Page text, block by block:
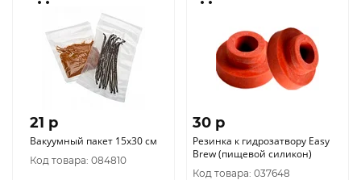
21 p
Вакуумный пакет 15х30 см
Код товара: 084810
30 p
Резинка к гидрозатвору Easy
Brew (пищевой силикон)
Код товара: 037648